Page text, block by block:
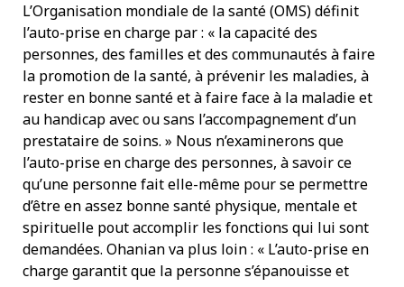
L’Organisation mondiale de la santé (OMS) définit
l’auto-prise en charge par : « la capacité des
personnes, des familles et des communautés à faire
la promotion de la santé, à prévenir les maladies, à
rester en bonne santé et à faire face à la maladie et
au handicap avec ou sans l’accompagnement d’un
prestataire de soins. » Nous n’examinerons que
l’auto-prise en charge des personnes, à savoir ce
qu’une personne fait elle-même pour se permettre
d’être en assez bonne santé physique, mentale et
spirituelle pout accomplir les fonctions qui lui sont
demandées. Ohanian va plus loin : « L’auto-prise en
charge garantit que la personne s’épanouisse et